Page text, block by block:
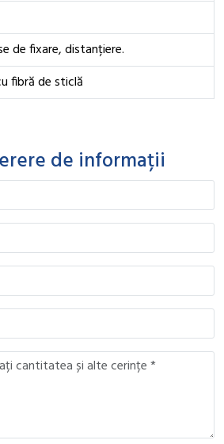
de fixare, distanțiere.
fibră de sticlă
de informații